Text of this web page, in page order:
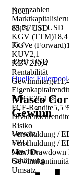
Kennzahlen
Kurs77,51 USD
KGV (TTM)18,4
KGVe (Forward)
KUV2,1
KBV210,4
Rentabilität
Gewinnmarge
ROCE35,1 %
FCF-Rendite5,5
Risiko
Verschuldung /
Verschuldung /
Max. Drawdown
Umsatz
Hoch
85,71 USD
Tief
42,91 USD
Quelle: Eulerpool
Masco
Gewinn
Umsatz
EBIT
Gewinn
Schätzung